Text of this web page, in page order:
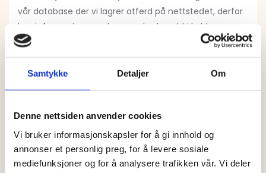
Samtykke Detaljer Om
Denne nettsiden anvender cookies
Vi bruker informasjonskapsler for å gi innhold og
annonser et personlig preg, for å levere sosiale
mediefunksjoner og for å analysere trafikken vår. Vi deler
vår database der vi lagrer atferd på nettstedet, derfor
kan informasjon om deg som bruker aldri kobles
sammen med din identitet. Din IP-adresse lagres av
sikkerhetsmessige årsaker bare i de tilfeller du selv
aktivt registrerer deg på nettstedet.
Utvikle og forbedre nettstedet gjennom å forstå
hvordan det anvendes.
Beregne og rapportere brukerantall og trafikk.